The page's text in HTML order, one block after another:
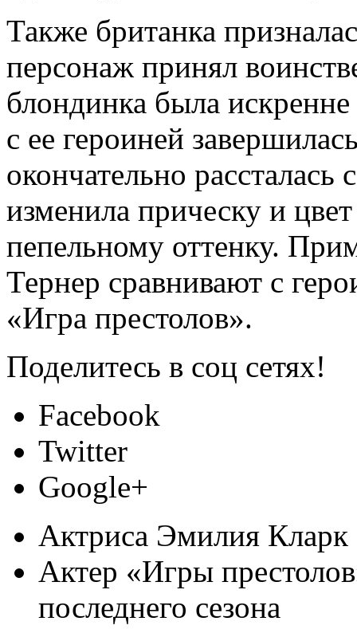
Также британка
персонаж принял
блондинка была
с ее героиней
окончательно
изменила прическу и
пепельному оттенку.
Тернер сравнивают с
«Игра престолов».
Поделитесь в соц сетях!
Facebook
Twitter
Google+
Актриса Эмилия Кларк
Актер «Игры
последнего сезона